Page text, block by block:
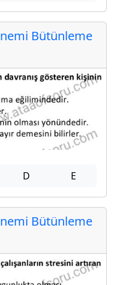
Bütünleme
D E
Bütünleme